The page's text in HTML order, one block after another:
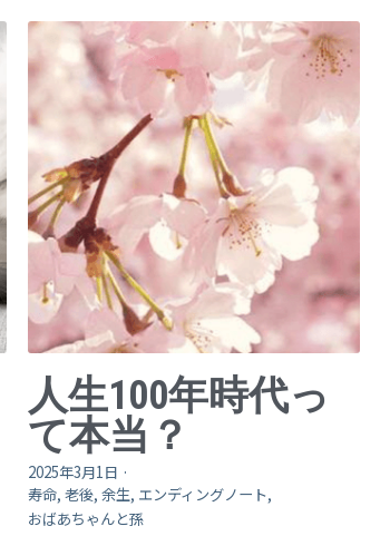
人生100年時代っ
て本当？
2025年3月1日 ·
寿命, 老後, 余生, エンディングノート,
おばあちゃんと孫